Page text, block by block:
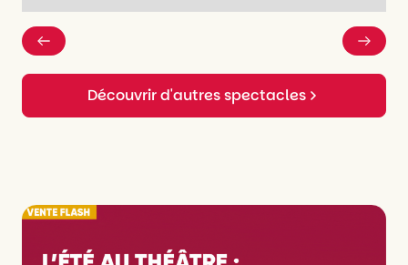
Découvrir d'autres spectacles